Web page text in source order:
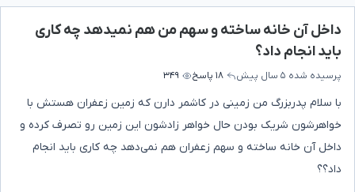
داخل آن خانه ساخته و سهم من هم نمیدهد چه کاری
باید انجام داد؟
پرسیده شده ۵ سال پیش ۱۸ پاسخ ۳۴۹
با سلام پدربزرگ من زمینی در کاشمر دارن که زمین زعفران هستش با
خواهرشون شریک بودن حال خواهر زادشون این زمین رو تصرف کرده و
داخل آن خانه ساخته و سهم زعفران هم نمی‌دهد چه کاری باید انجام
داد؟؟